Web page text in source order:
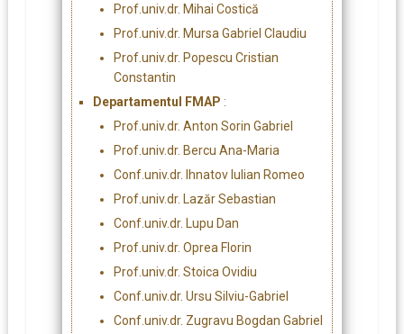
Prof.univ.dr. Mihai Costică
Prof.univ.dr. Mursa Gabriel Claudiu
Prof.univ.dr. Popescu Cristian
Constantin
Departamentul FMAP :
Prof.univ.dr. Anton Sorin Gabriel
Prof.univ.dr. Bercu Ana-Maria
Conf.univ.dr. Ihnatov Iulian Romeo
Prof.univ.dr. Lazăr Sebastian
Conf.univ.dr. Lupu Dan
Prof.univ.dr. Oprea Florin
Prof.univ.dr. Stoica Ovidiu
Conf.univ.dr. Ursu Silviu-Gabriel
Conf.univ.dr. Zugravu Bogdan Gabriel